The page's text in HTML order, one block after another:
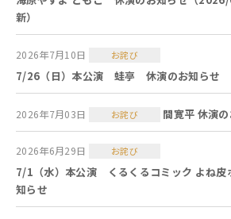
新）
2026年7月10日 お詫び
7/26（日）本公演 蛙亭 休演のお知らせ
2026年7月03日 お詫び 間寛平 休演
2026年6月29日 お詫び
7/1（水）本公演 くるくるコミック よね
知らせ